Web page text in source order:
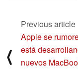
10/23/2023
⟨
Previous article
Apple se
está
nuevos